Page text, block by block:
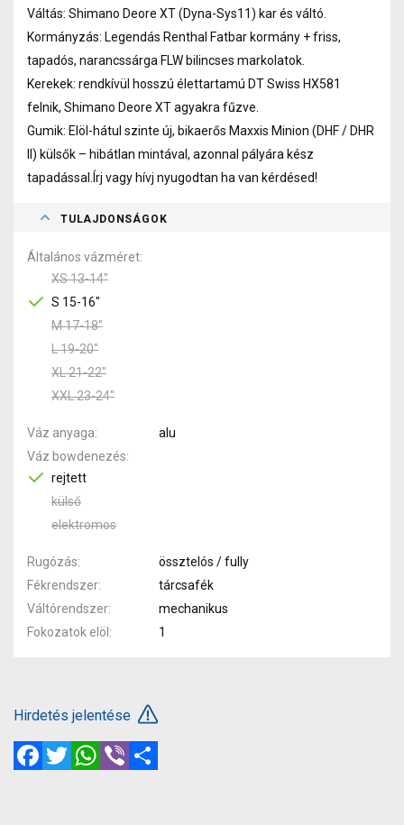
Váltás: Shimano Deore XT (Dyna-Sys11) kar és váltó.
Kormányzás: Legendás Renthal Fatbar kormány + friss,
tapadós, narancssárga FLW bilincses markolatok.
Kerekek: rendkívül hosszú élettartamú DT Swiss HX581
felnik, Shimano Deore XT agyakra fűzve.
Gumik: Elöl-hátul szinte új, bikaerős Maxxis Minion (DHF / DHR
II) külsők – hibátlan mintával, azonnal pályára kész
tapadással.Írj vagy hívj nyugodtan ha van kérdésed!
TULAJDONSÁGOK
Általános vázméret
XS 13-14"
S 15-16"
M 17-18"
L 19-20"
XL 21-22"
XXL 23-24"
Váz anyaga
alu
Váz bowdenezés
rejtett
külső
elektromos
Rugózás
össztelós / fully
Fékrendszer
tárcsafék
Váltórendszer
mechanikus
Fokozatok elöl
1
Hirdetés jelentése
FacebookTwitterWhatsApp
Viber